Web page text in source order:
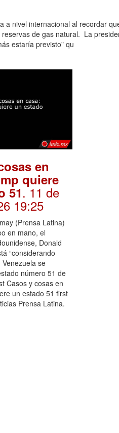
a nivel internacional al recordar
de gas natural. La
estaría previsto" qu
en
quiere
51. 11 de
19:25
(Prensa Latina)
en mano, el
Donald
“considerando
Venezuela se
número 51 de
Casos y cosas en
un estado 51 first
Prensa Latina.